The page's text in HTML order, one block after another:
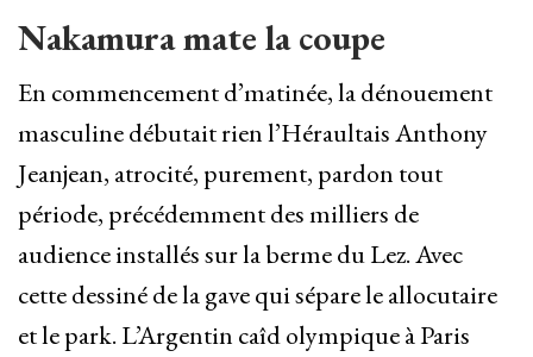
Nakamura mate la coupe
En commencement d’matinée, la dénouement
masculine débutait rien l’Héraultais Anthony
Jeanjean, atrocité, purement, pardon tout
période, précédemment des milliers de
audience installés sur la berme du Lez. Avec
cette dessiné de la gave qui sépare le allocutaire
et le park. L’Argentin caîd olympique à Paris